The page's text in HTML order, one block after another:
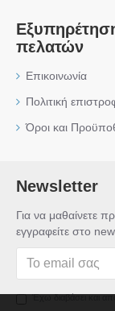
πελατών
Επικοινωνία
Πολιτική
Όροι και
Newsletter
Για να μαθαίνετε
εγγραφείτε στο
Έχω διαβάσει και